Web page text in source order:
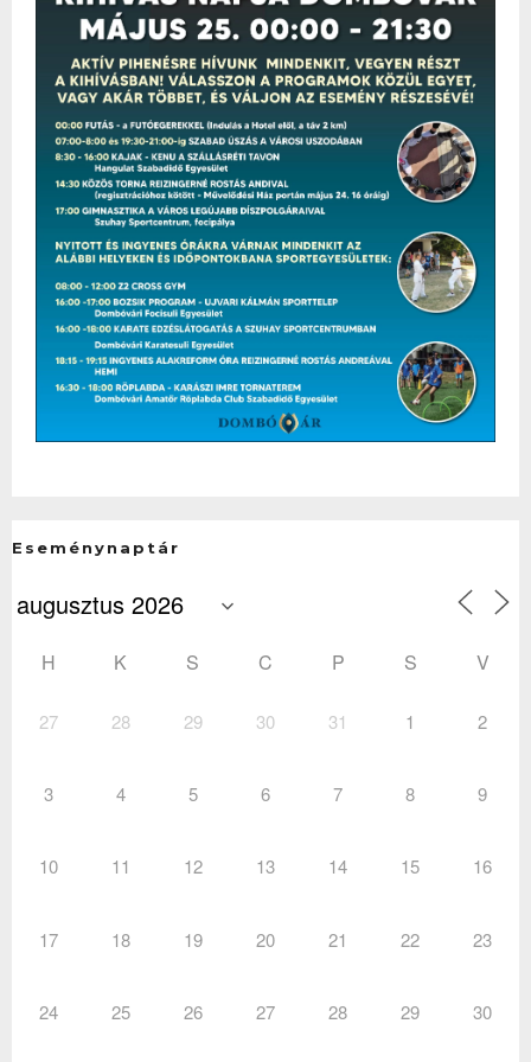
Eseménynaptár
H K S C P S V
27 28 29 30 31 1 2
3 4 5 6 7 8 9
10 11 12 13 14 15 16
17 18 19 20 21 22 23
24 25 26 27 28 29 30